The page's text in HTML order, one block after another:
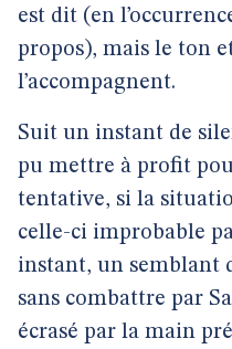
est dit (en
propos), mais le ton
l’accompagnent.
Suit un instant de
pu mettre à profit
tentative, si la
celle-ci improbable
instant, un semblant
sans combattre par
écrasé par la main